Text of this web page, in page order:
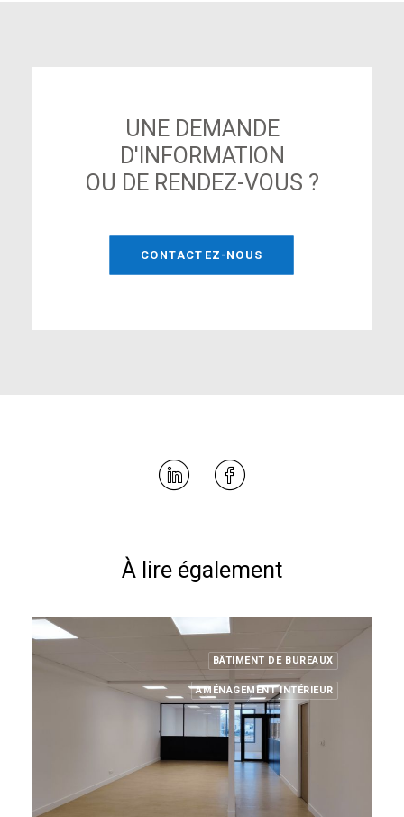
UNE DEMANDE
D'INFORMATION
OU DE RENDEZ-VOUS ?
CONTACTEZ-NOUS
À lire également
BÂTIMENT DE BUREAUX
AMÉNAGEMENT INTÉRIEUR